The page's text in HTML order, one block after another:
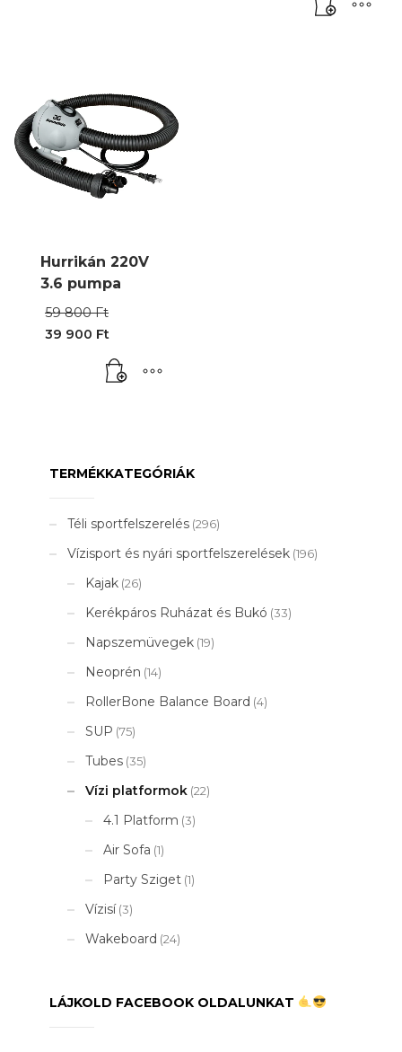
Hurrikán 220V
3.6 pumpa
59 800Ft
800 Ft.
39 900 Ft
TERMÉKKATEGÓRIÁK
Téli sportfelszerelés (296)
Vízisport és nyári sportfelszerelések (196)
Kajak (26)
Kerékpáros Ruházat és Bukó (33)
Napszemüvegek (19)
Neoprén (14)
RollerBone Balance Board (4)
SUP (75)
Tubes (35)
Vízi platformok (22)
4.1 Platform (3)
Air Sofa (1)
Party Sziget (1)
Vízisí (3)
Wakeboard (24)
LÁJKOLD FACEBOOK OLDALUNKAT